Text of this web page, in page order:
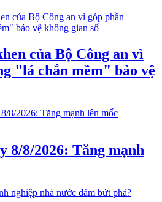
của Bộ Công an vì
"lá chắn mềm" bảo vệ
8/8/2026: Tăng mạnh